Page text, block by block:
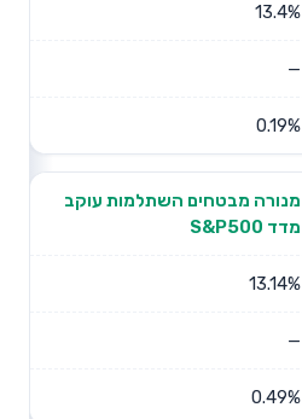
13.4%
—
0.19%
מנורה מבטחים השתלמות עוקב
מדד S&P500
13.14%
—
0.49%